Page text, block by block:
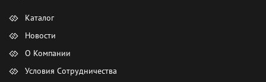
Каталог
Новости
О Компании
Условия Сотрудничества